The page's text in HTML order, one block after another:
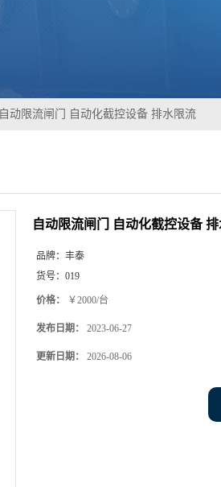
自动限流闸门 自动化截控设备 排水限流
自动限流闸门 自动化截控设备
品牌： 丰泰
货号： 019
价格： ￥2000/台
发布日期： 2023-06-27
更新日期： 2026-08-06